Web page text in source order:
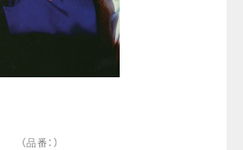
（品番：）